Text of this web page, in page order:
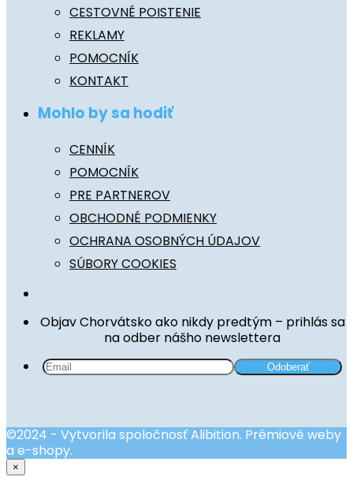
CESTOVNÉ POISTENIE
REKLAMY
POMOCNÍK
KONTAKT
Mohlo by sa hodiť
CENNÍK
POMOCNÍK
PRE PARTNEROV
OBCHODNÉ PODMIENKY
OCHRANA OSOBNÝCH ÚDAJOV
SÚBORY COOKIES
Objav Chorvátsko ako nikdy predtým – prihlás sa
na odber nášho newslettera
©2024 - Vytvorila spoločnosť Alibition. Prémiové weby
a e-shopy.
×